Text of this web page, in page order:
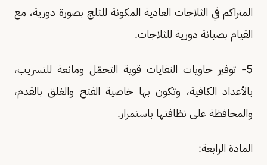
المتراكم في الثلاجات العادية المكونة للثلج بصورة دورية، مع
القيام بصيانة دورية للثلاجات.
5- توفير حاويات النفايات قوية التحمّل ومانعة للتسريب،
بالأعداد الكافية، وتكون بها خاصية الفتح والغلق بالقدم،
والمحافظة على نظافتها باستمرار.
المادة الرابعة: